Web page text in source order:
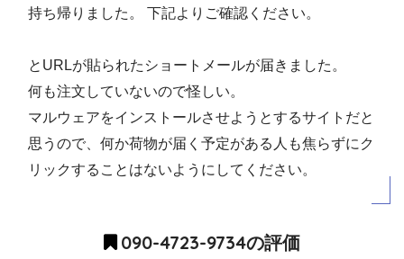
持ち帰りました。 下記よりご確認ください。
とURLが貼られたショートメールが届きました。
何も注文していないので怪しい。
マルウェアをインストールさせようとするサイトだと
思うので、何か荷物が届く予定がある人も焦らずにク
リックすることはないようにしてください。
090-4723-9734の評価